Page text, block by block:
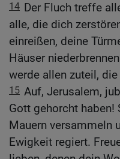
14 Der Fluch treffe
alle, die dich
einreißen, deine
Häuser
werde allen zuteil,
15 Auf, Jerusalem,
Gott gehorcht haben!
Mauern versammeln
Ewigkeit regiert.